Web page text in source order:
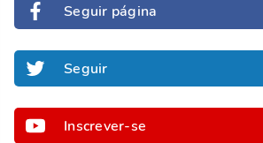
Seguir página
Seguir
Inscrever-se